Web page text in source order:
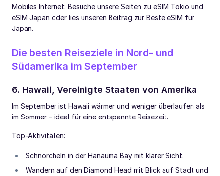
Mobiles Internet: Besuche unsere Seiten zu eSIM Tokio und
eSIM Japan oder lies unseren Beitrag zur Beste eSIM für
Japan.
Die besten Reiseziele in Nord- und
Südamerika im September
6. Hawaii, Vereinigte Staaten von Amerika
Im September ist Hawaii wärmer und weniger überlaufen als
im Sommer – ideal für eine entspannte Reisezeit.
Top-Aktivitäten:
Schnorcheln in der Hanauma Bay mit klarer Sicht.
Wandern auf den Diamond Head mit Blick auf Stadt und